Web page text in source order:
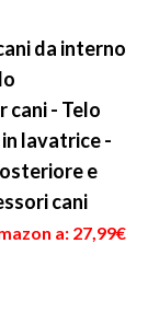
da interno
cani - Telo
lavatrice -
e
cani
a: 27,99€